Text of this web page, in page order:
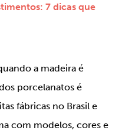
7 dicas que
a madeira é
porcelanatos é
fábricas no Brasil e
com modelos, cores e